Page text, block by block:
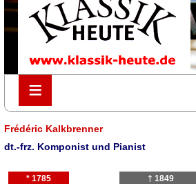
≡
≡
Frédéric Kalkbrenner
dt.-frz. Komponist und Pianist
* 1785 † 1849